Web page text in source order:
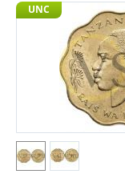
UNC